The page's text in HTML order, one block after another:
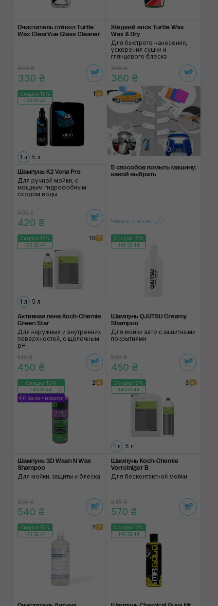
Очиститель стёкол Turtle
Wax ClearVue Glass Cleaner
370 ₴
330 ₴
Жидкий воск Turtle Wax
Wax & Dry
Для быстрого нанесения,
ускорения сушки и
глянцевого блеска
405 ₴
360 ₴
Скидка 15%
143:32:43
1
1 л 5 л
Шампунь K2 Vena Pro
Для ручной мойки, с
мощным гидрофобным
сходом воды
495 ₴
420 ₴
5 способов помыть машину:
какой выбрать
Читать статью
Скидка 12%
143:32:43
10
1 л 5 л
Активная пена Koch-Chemie
Green Star
Для наружных и внутренних
поверхностей, с щёлочным
pH
510 ₴
450 ₴
Скидка 15%
143:32:43
Шампунь QJUTSU Creamy
Shampoo
Для мойки авто с защитными
покрытиями
535 ₴
450 ₴
Скидка 10%
143:32:43
Заканчивается
2
Шампунь 3D Wash N Wax
Shampoo
Для мойки, защиты и блеска
605 ₴
540 ₴
Скидка 12%
143:32:43
3
1 л 5 л
Шампунь Koch-Chemie
Vorreiniger В
Для бесконтактной мойки
645 ₴
570 ₴
Скидка 15%
143:32:43
7 Скидка 12%
143:32:43